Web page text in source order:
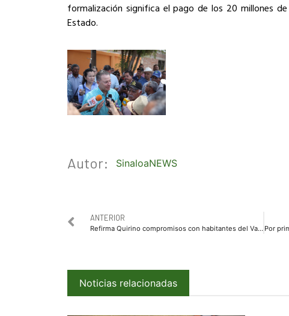
formalización significa el pago de los 20 millones
Estado.
Autor: SinaloaNEWS
ANTERIOR
Refirma Quirino compromisos con habitantes del Valle de El Carrizo
Noticias relacionadas